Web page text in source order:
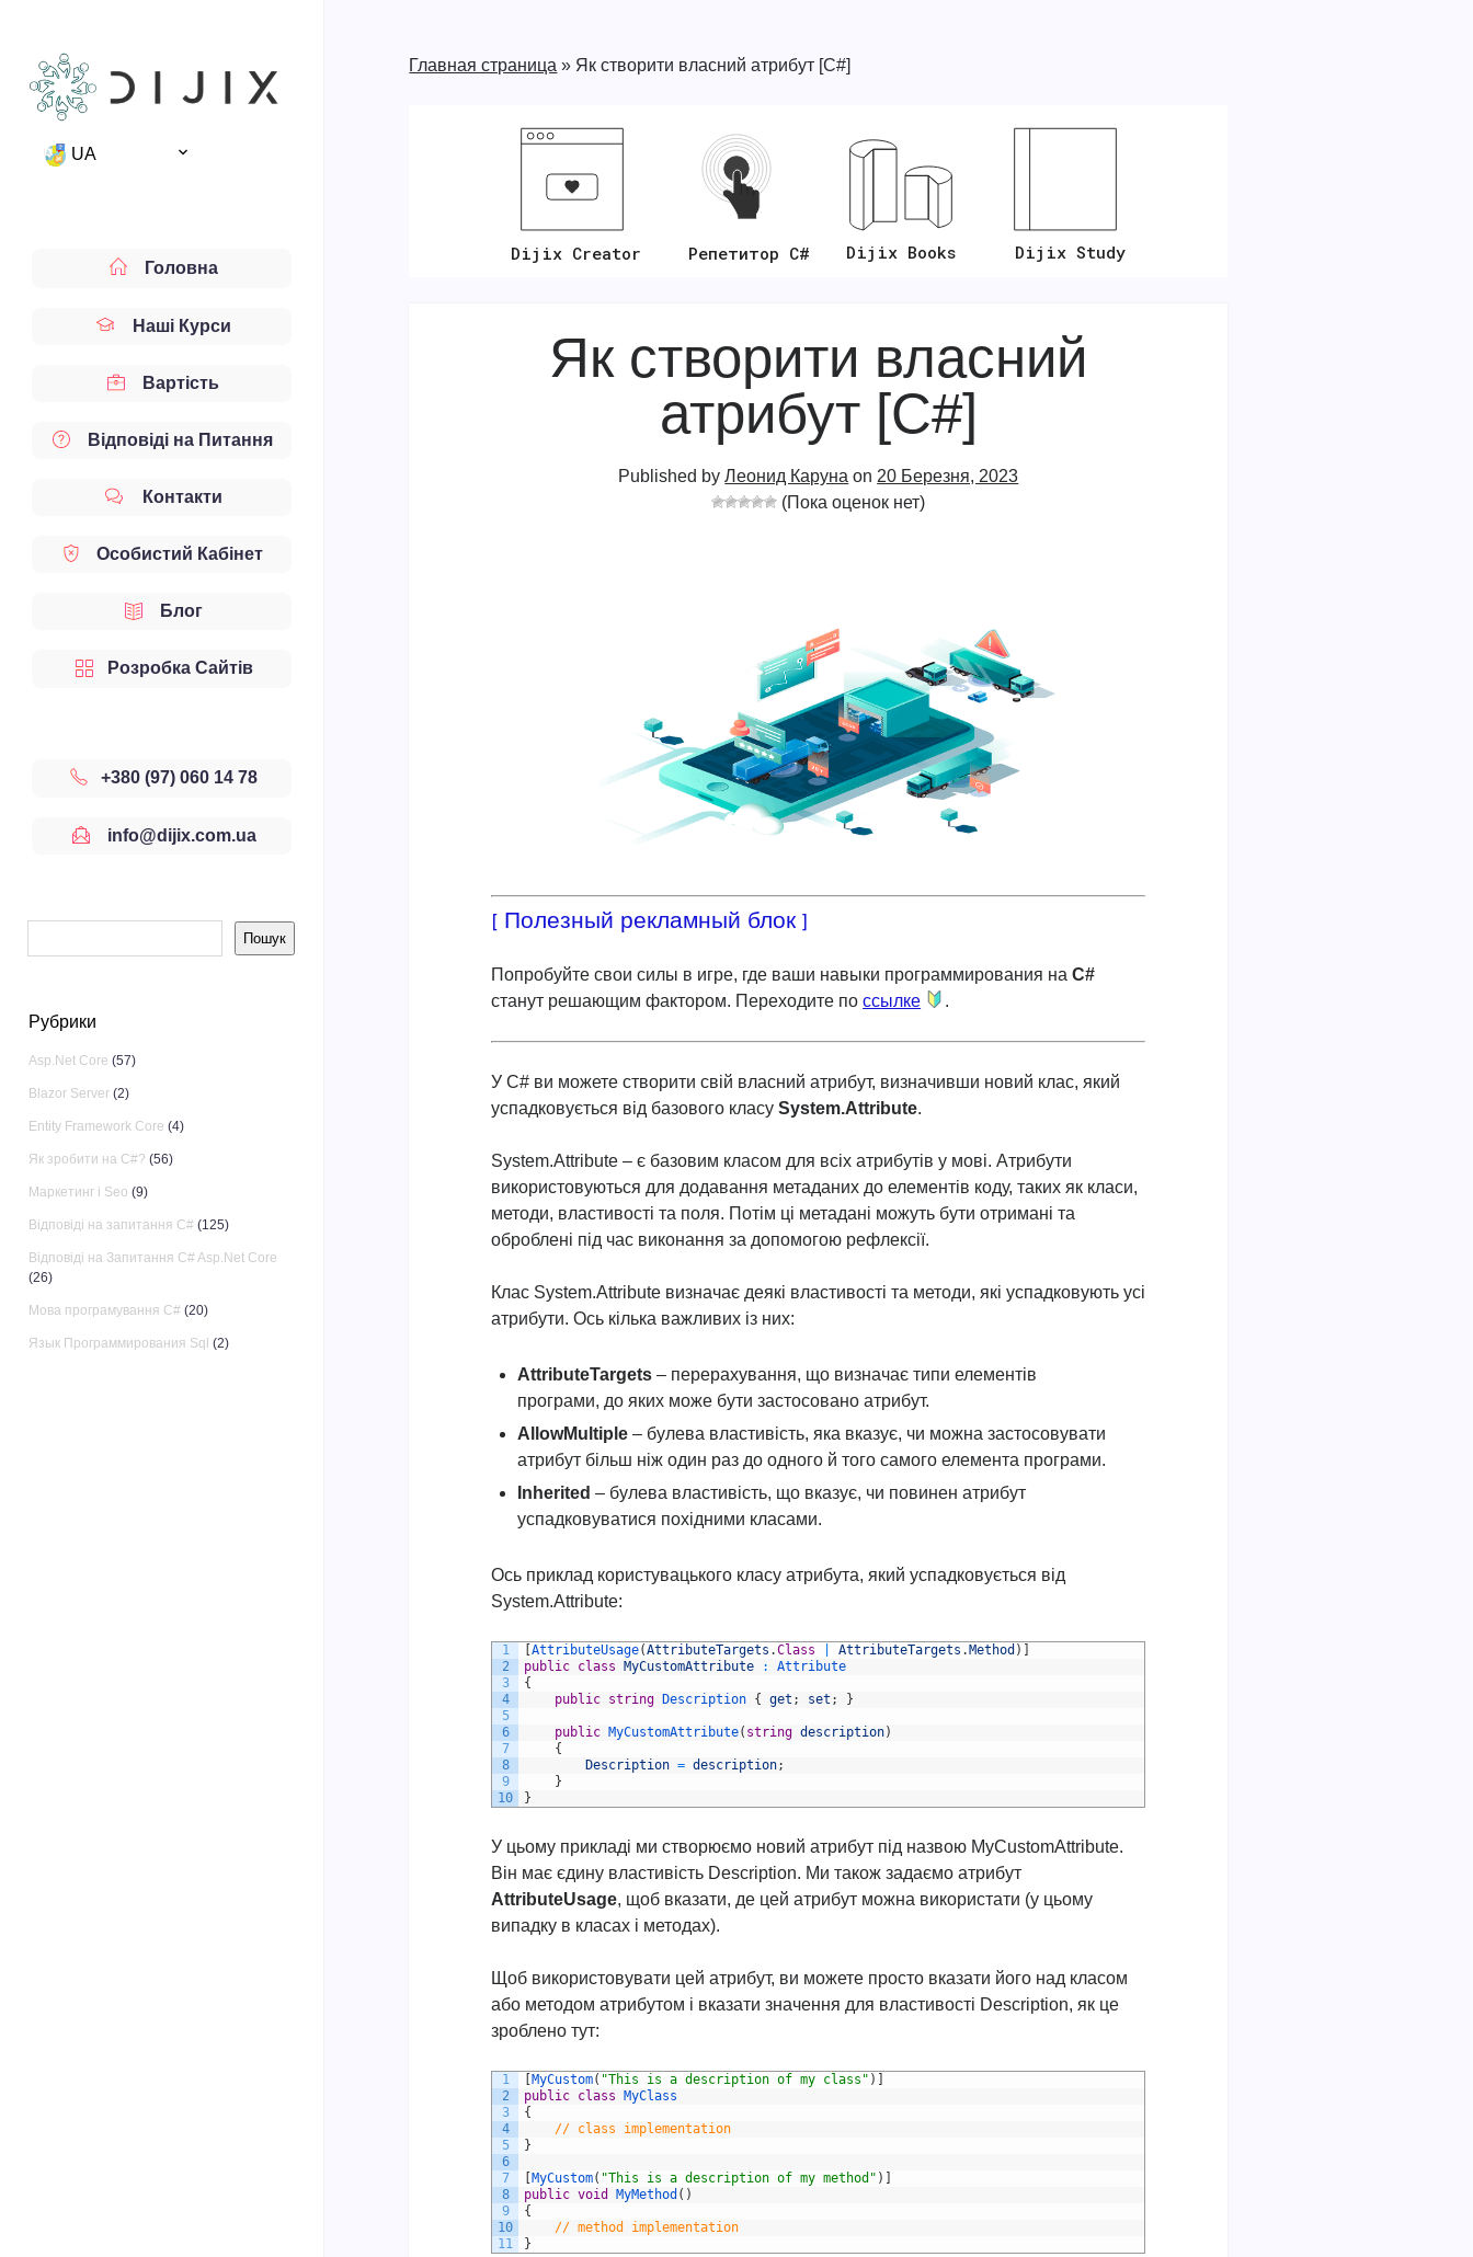
UA
Головна
Наші Курси
Вартість
Відповіді на Питання
Контакти
Особистий Кабінет
Блог
Розробка Сайтів
+380 (97) 060 14 78
info@dijix.com.ua
Sidebar
Пошук
Рубрики
Asp.Net Core (57)
Blazor Server(2)
Entity Framework Core (4)
Як зробити на C#? (56)
Маркетинг і Seo (9)
Відповіді на запитання C#(125)
Відповіді на Запитання C# Asp.Net Core
(26)
Мова програмування C#(20)
Язык Программирования Sql (2)
Главная страница » Як створити власний атрибут [C#]
Dijix Creator Репетитор C# Dijix Books Dijix Study
Як створити власний
атрибут [C#]
Published byЛеонид Каруна on 20 Березня, 2023
(Пока оценок нет)
[ Полезный рекламный блок ]
Попробуйте свои силы в игре, где ваши навыки программирования наC#
станут решающим фактором. Переходите поссылке .
У C# ви можете створити свій власний атрибут, визначивши новий клас, який
успадковується від базового класуSystem.Attribute.
System.Attribute – є базовим класом для всіх атрибутів у мові. Атрибути
використовуються для додавання метаданих до елементів коду, таких як класи,
методи, властивості та поля. Потім ці метадані можуть бути отримані та
оброблені під час виконання за допомогою рефлексії.
Клас System.Attribute визначає деякі властивості та методи, які успадковують усі
атрибути. Ось кілька важливих із них:
AttributeTargets – перерахування, що визначає типи елементів
програми, до яких може бути застосовано атрибут.
AllowMultiple – булева властивість, яка вказує, чи можна застосовувати
атрибут більш ніж один раз до одного й того самого елемента програми.
Inherited – булева властивість, що вказує, чи повинен атрибут
успадковуватися похідними класами.
Ось приклад користувацького класу атрибута, який успадковується від
System.Attribute:
1
2
3
4
5
6
7
8
9
10
[AttributeUsage(AttributeTargets .Class AttributeTargets .Method ) ]
public class MyCustomAttribute :
Attribute
{
public string Description { get ; set ; }
public MyCustomAttribute( string description)
{
Description = description;
}
}
У цьому прикладі ми створюємо новий атрибут під назвою MyCustomAttribute.
Він має єдину властивість Description. Ми також задаємо атрибут
AttributeUsage, щоб вказати, де цей атрибут можна використати (у цьому
випадку в класах і методах).
Щоб використовувати цей атрибут, ви можете просто вказати його над класом
або методом атрибутом і вказати значення для властивості Description, як це
зроблено тут:
1
2
3
4
5
6
7
8
9
10
11
[MyCustom( "This is a description of my class" ) ]
public class MyClass
{
// class implementation
}
[MyCustom( "This is a description of my method" ) ]
public void MyMethod ( )
{
// method implementation
}